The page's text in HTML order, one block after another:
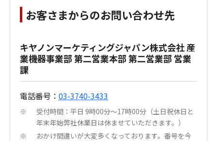
お客さまからのお問い合わせ先
キヤノンマーケティングジャパン株式会社 産
業機器事業部 第二営業本部 第二営業部 営業
課
電話番号： 03-3740-3433
※
受付時間：平日 9時00分～17時00分（土日祝休日と
年末年始弊社休業日は休ませていただきます。）
※
おかけ間違いが大変多くなっております。番号を今